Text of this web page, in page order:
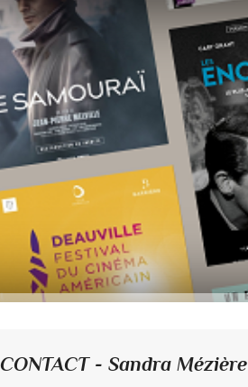
CONTACT - Sandra Mézière